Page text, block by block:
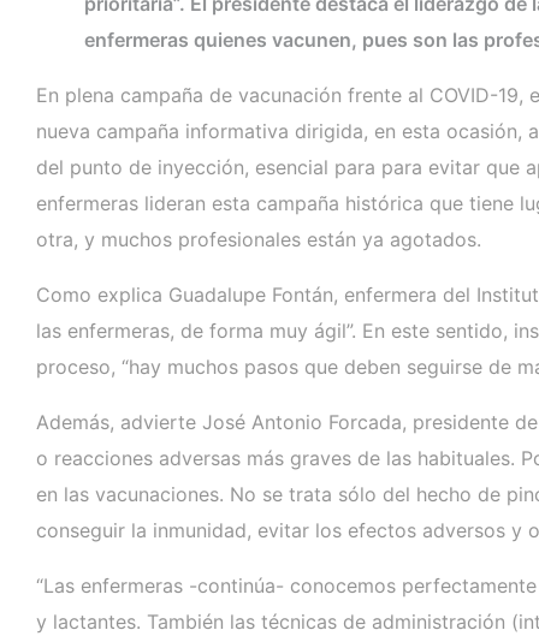
enfermeras quienes vacunen, pues son las
En plena campaña de vacunación frente al COVID-
nueva campaña informativa dirigida, en esta
del punto de inyección, esencial para para evitar que
enfermeras lideran esta campaña histórica que tiene
otra, y muchos profesionales están ya agotados.
Como explica Guadalupe Fontán, enfermera del
las enfermeras, de forma muy ágil”. En este sentido,
proceso, “hay muchos pasos que deben seguirse de
Además, advierte José Antonio Forcada, presidente
o reacciones adversas más graves de las habituales.
en las vacunaciones. No se trata sólo del hecho de
conseguir la inmunidad, evitar los efectos adversos y
“Las enfermeras -continúa- conocemos
y lactantes. También las técnicas de administración